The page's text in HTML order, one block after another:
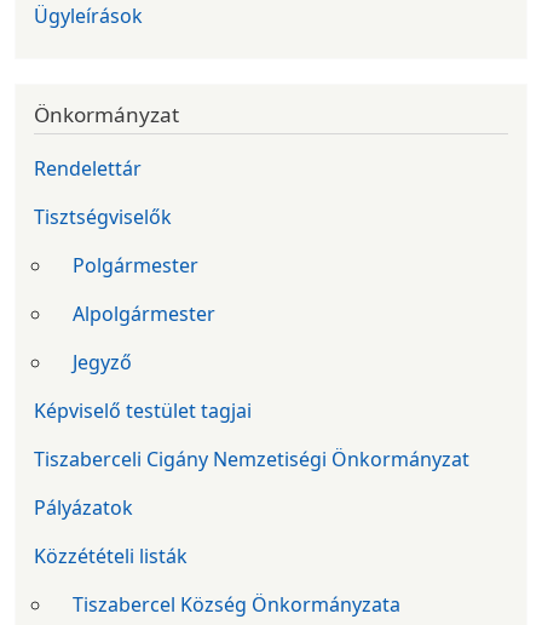
Ügyleírások
Önkormányzat
Rendelettár
Tisztségviselők
Polgármester
Alpolgármester
Jegyző
Képviselő testület tagjai
Tiszaberceli Cigány Nemzetiségi Önkormányzat
Pályázatok
Közzétételi listák
Tiszabercel Község Önkormányzata